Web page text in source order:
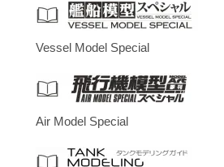
Vessel Model Special
Air Model Special